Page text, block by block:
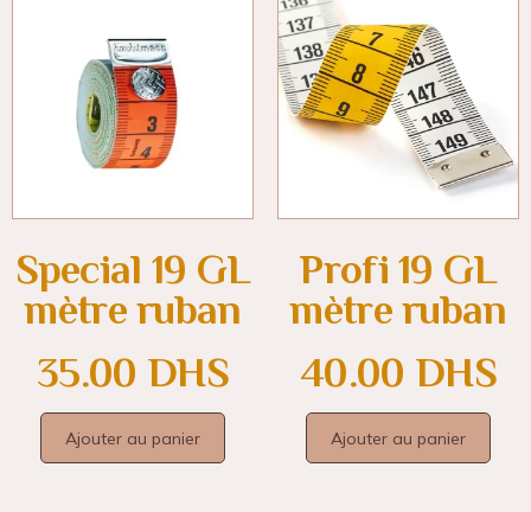
Special 19 GL
mètre ruban
35.00 DHS
Ajouter au panier
Profi 19 GL
mètre ruban
40.00 DHS
Ajouter au panier